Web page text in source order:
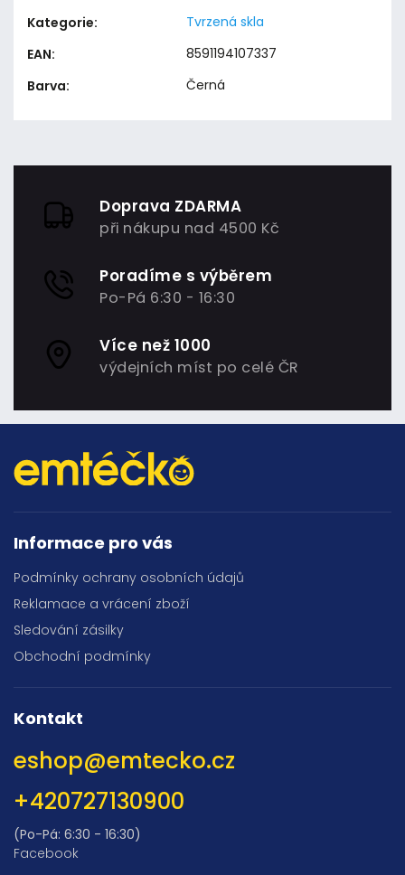
Kategorie:
Tvrzená skla
EAN:
8591194107337
Barva: Černá
Doprava ZDARMA
při nákupu nad 4500 Kč
Poradíme s výběrem
Po-Pá 6:30 - 16:30
Více než 1000
výdejních míst po celé ČR
Informace pro vás
Podmínky ochrany osobních údajů
Reklamace a vrácení zboží
Sledování zásilky
Obchodní podmínky
Kontakt
eshop@emtecko.cz
+420727130900
(Po-Pá: 6:30 - 16:30)
Facebook